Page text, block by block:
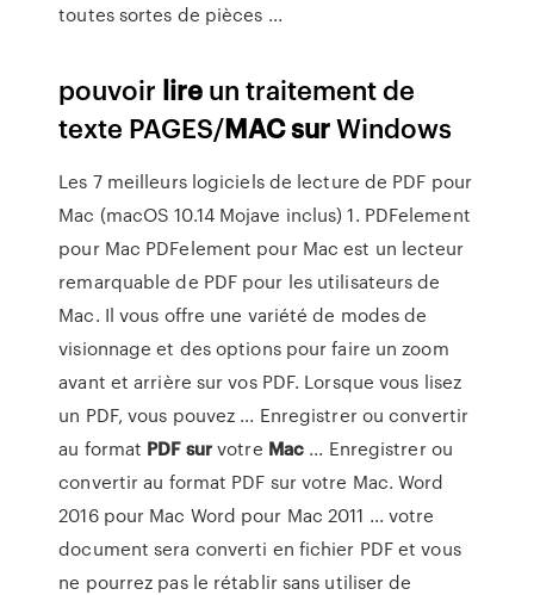
toutes sortes de pièces ...
pouvoir lire un traitement de
texte PAGES/MACsurWindows
Les 7 meilleurs logiciels de lecture de PDF pour
Mac (macOS 10.14 Mojave inclus) 1. PDFelement
pour Mac PDFelement pour Mac est un lecteur
remarquable de PDF pour les utilisateurs de
Mac. Il vous offre une variété de modes de
visionnage et des options pour faire un zoom
avant et arrière sur vos PDF. Lorsque vous lisez
un PDF, vous pouvez ... Enregistrer ou convertir
au format PDF survotre Mac ... Enregistrer ou
convertir au format PDF sur votre Mac. Word
2016 pour Mac Word pour Mac 2011 ... votre
document sera converti en fichier PDF et vous
ne pourrez pas le rétablir sans utiliser de